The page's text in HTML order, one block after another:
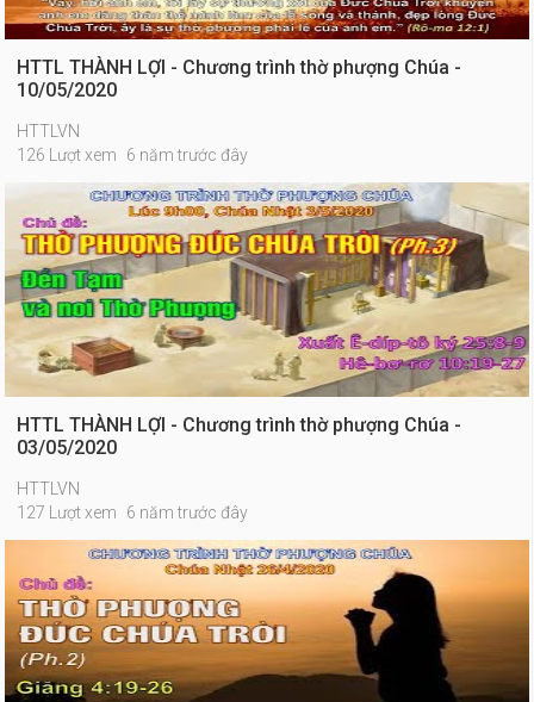
HTTL THÀNH LỢI - Chương trình thờ phượng Chúa -
10/05/2020
HTTLVN
126 Lượt xem
6 năm trước đây
HTTL THÀNH LỢI - Chương trình thờ phượng Chúa -
03/05/2020
HTTLVN
127 Lượt xem
6 năm trước đây